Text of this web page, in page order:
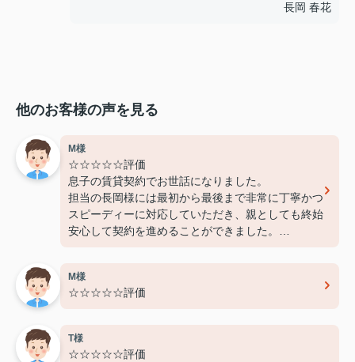
長岡 春花
他のお客様の声を見る
M様
☆☆☆☆☆評価
息子の賃貸契約でお世話になりました。
担当の長岡様には最初から最後まで非常に丁寧かつ
スピーディーに対応していただき、親としても終始
安心して契約を進めることができました。
また機会があればぜひ利用させていただきたいと思
います。本当にありがとうございました！
M様
☆☆☆☆☆評価
T様
☆☆☆☆☆評価